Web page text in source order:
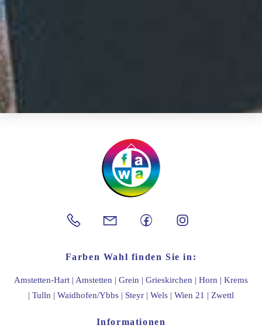
Back
To
Top
Farben Wahl finden Sie in:
Amstetten-Hart | Amstetten | Grein | Grieskirchen | Horn | Krems
| Tulln | Waidhofen/Ybbs | Steyr | Wels | Wien 21 | Zwettl
Informationen